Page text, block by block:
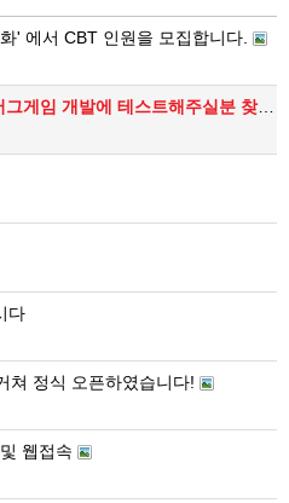
' 에서 CBT 인원을 모집합니다.
단땅 오마주한 텍스트기반의 머그게임 개발에 테스트해주실분 찾아요.
다
쳐 정식 오픈하였습니다!
웹접속